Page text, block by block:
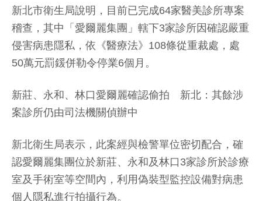
新北市衛生局說明，目前已完成64家醫美診所專案
稽查，其中「愛爾麗集團」轄下3家診所因確認嚴重
侵害病患隱私，依《醫療法》108條從重裁處，處
50萬元罰鍰併勒令停業6個月。
新莊、永和、林口愛爾麗確認偷拍 新北：其餘涉
案診所仍由司法機關偵辦中
新北衛生局表示，此案經與檢警單位密切配合，確
認愛爾麗集團位於新莊、永和及林口3家診所於診療
室及手術室等空間內，利用偽裝型監控設備對病患
個人隱私進行拍攝行為。